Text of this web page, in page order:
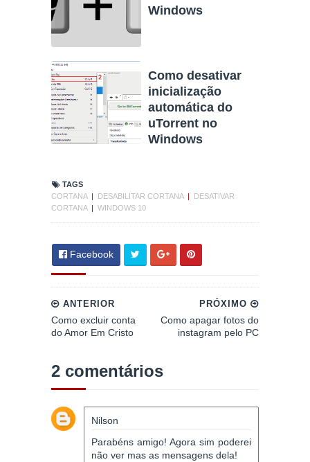
Windows
Como desativar
inicialização
automática do
uTorrent no
Windows
TAGS
CORTANA | DESABILITAR CORTANA |
DESATIVAR
CORTANA | WINDOWS 10
Facebook
PRÓXIMO
Como apagar fotos do
instagram pelo PC
ANTERIOR
Como excluir conta
do Amor Em Cristo
2 comentários
Nilson
Parabéns amigo! Agora sim poderei
não ver mas as mensagens dela!